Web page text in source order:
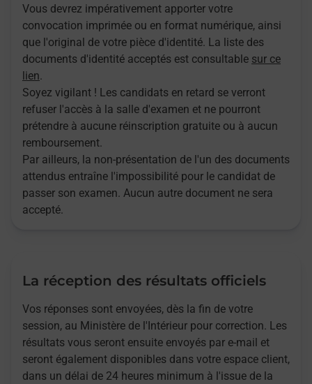
Vous devrez impérativement apporter votre
convocation imprimée ou en format numérique, ainsi
que l'original de votre pièce d'identité. La liste des
documents d'identité acceptés est consultable sur ce
lien.
Soyez vigilant ! Les candidats en retard se verront
refuser l'accès à la salle d'examen et ne pourront
prétendre à aucune réinscription gratuite ou à aucun
remboursement.
Par ailleurs, la non-présentation de l'un des documents
attendus entraîne l'impossibilité pour le candidat de
passer son examen. Aucun autre document ne sera
accepté.
La réception des résultats officiels
Vos réponses sont envoyées, dès la fin de votre
session, au Ministère de l'Intérieur pour correction. Les
résultats vous seront ensuite envoyés par e-mail et
seront également disponibles dans votre espace client,
dans un délai de 24 heures minimum à l'issue de la